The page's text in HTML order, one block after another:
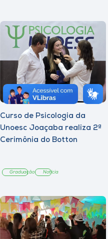
Curso de Psicologia da
Unoesc Joaçaba realiza 2ª
Cerimônia do Botton
Graduação Notícia